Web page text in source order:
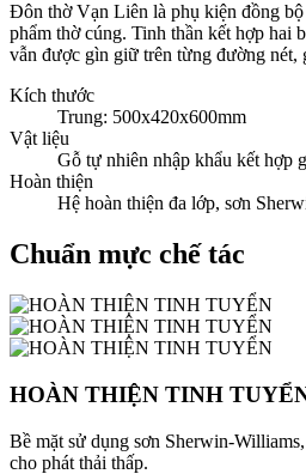
Đôn thờ Vạn Liên là phụ kiện đồng
phẩm thờ cúng. Tinh thần kết hợp hai
vẫn được gìn giữ trên từng đường nét,
Kích thước
Trung: 500x420x600mm
Vật liệu
Gỗ tự nhiên nhập khẩu kết hợp
Hoàn thiện
Hệ hoàn thiện đa lớp, sơn
Chuẩn mực chế tác
HOÀN THIỆN TINH
Bề mặt sử dụng sơn Sherwin-
cho phát thải thấp.